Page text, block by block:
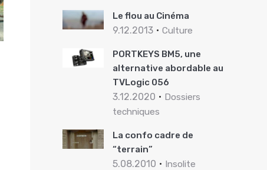
Le flou au Cinéma
9.12.2013 Culture
PORTKEYS BM5, une
alternative abordable au
TVLogic 056
3.12.2020
Dossiers
techniques
La confo cadre de
“terrain”
5.08.2010 Insolite